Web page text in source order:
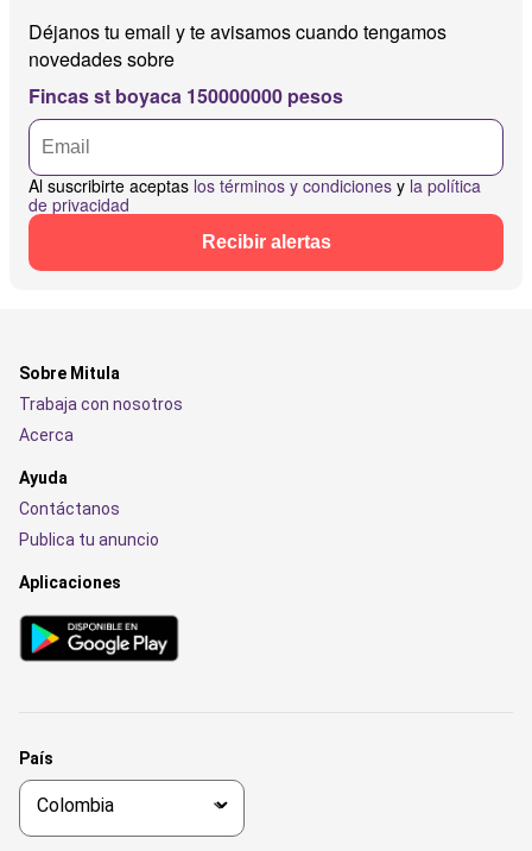
Déjanos tu email y te avisamos cuando tengamos
novedades sobre
Fincas st boyaca 150000000 pesos
Al suscribirte aceptas los términos y condiciones y la política
de privacidad
Recibir alertas
Sobre Mitula
Trabaja con nosotros
Acerca
Ayuda
Contáctanos
Publica tu anuncio
Aplicaciones
País